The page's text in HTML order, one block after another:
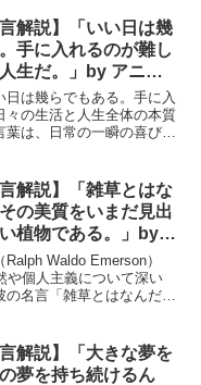
言解説】「いい日は幾
手に入れるのが難し
生だ。」by アニ
ドの深い意味と得ら
は幾らでもある。手に入
々の生活と人生全体の本質
は、日常の一瞬の喜びや
言解説】「雑草とはな
の美質をいまだ見出
植物である。」by
い意味と得られる教
Waldo Emerson）
や個人主義について深い
名言「雑草とはなんだろ
言解説】「大きな夢を
夢を持ち続けるん